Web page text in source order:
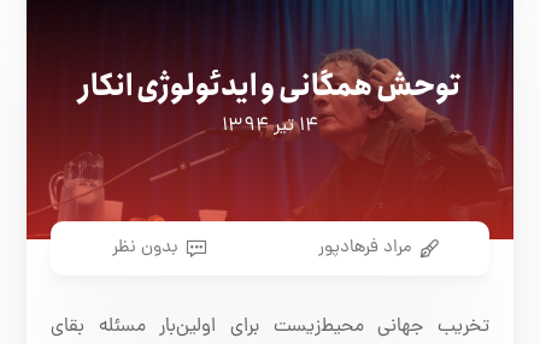
توحش همگانی و ایدئولوژی انکار
۱۴ تیر ۱۳۹۴
مراد فرهادپور بدون نظر
تخریب جهانی محیط‌زیست برای اولین‌بار مسئله بقای